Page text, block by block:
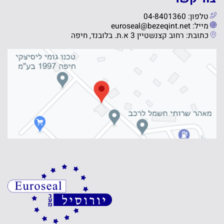
טלפון: 04-8401360
מייל: euroseal@bezeqint.net
כתובת: רחוב קצנשטיין 3 א.ת. בלובנד, חיפה